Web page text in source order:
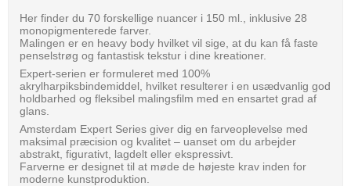
Her finder du 70 forskellige nuancer i 150 ml., inklusive 28
monopigmenterede farver.
Malingen er en heavy body hvilket vil sige, at du kan få faste
penselstrøg og fantastisk tekstur i dine kreationer.
Expert-serien er formuleret med 100%
akrylharpiksbindemiddel, hvilket resulterer i en usædvanlig god
holdbarhed og fleksibel malingsfilm med en ensartet grad af
glans.
Amsterdam Expert Series giver dig en farveoplevelse med
maksimal præcision og kvalitet – uanset om du arbejder
abstrakt, figurativt, lagdelt eller ekspressivt.
Farverne er designet til at møde de højeste krav inden for
moderne kunstproduktion.